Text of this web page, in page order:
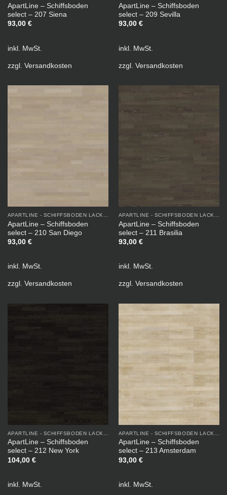
ApartLine – Schiffsboden
select – 207 Siena
93,00 €
inkl. MwSt.
zzgl. Versandkosten
ApartLine – Schiffsboden
select – 209 Sevilla
93,00 €
inkl. MwSt.
zzgl. Versandkosten
ApartLine – Schiffsboden
select – 210 San Diego
93,00 €
inkl. MwSt.
zzgl. Versandkosten
ApartLine – Schiffsboden
select – 211 Brasilia
93,00 €
inkl. MwSt.
zzgl. Versandkosten
ApartLine – Schiffsboden
select – 212 New York
104,00 €
inkl. MwSt.
ApartLine – Schiffsboden
select – 213 Amsterdam
93,00 €
inkl. MwSt.